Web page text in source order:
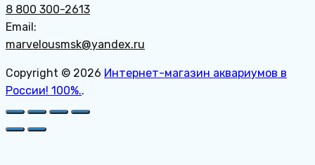
8 800 300-2613
Email:
marvelousmsk@yandex.ru
Copyright © 2026 Интернет-магазин аквариумов в
России! 100%..
Пролистать
наверх